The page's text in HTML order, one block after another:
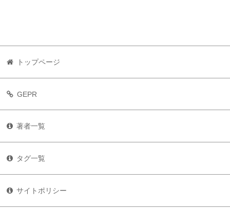
トップページ
GEPR
著者一覧
タグ一覧
サイトポリシー